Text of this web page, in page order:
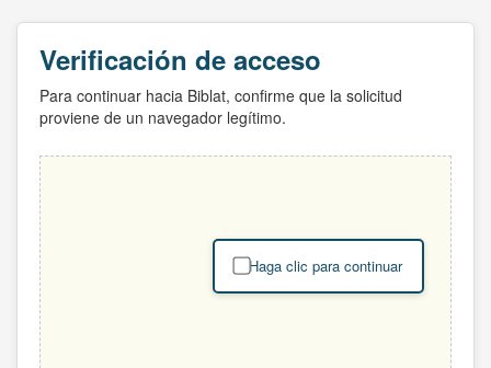
Verificación de acceso
Para continuar hacia Biblat, confirme que la solicitud
proviene de un navegador legítimo.
Haga clic para continuar